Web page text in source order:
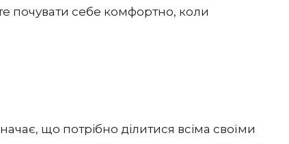
почувати себе комфортно, коли
що потрібно ділитися всіма своїми